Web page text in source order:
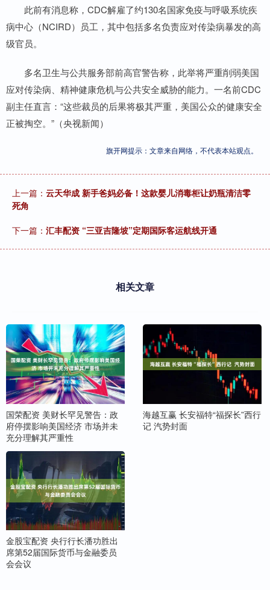
此前有消息称，CDC解雇了约130名国家免疫与呼吸系统疾
病中心（NCIRD）员工，其中包括多名负责应对传染病暴发的高
级官员。
多名卫生与公共服务部前高官警告称，此举将严重削弱美国
应对传染病、精神健康危机与公共安全威胁的能力。一名前CDC
副主任直言：“这些裁员的后果将极其严重，美国公众的健康安全
正被掏空。”（央视新闻）
旗开网提示：文章来自网络，不代表本站观点。
上一篇： 云天华成 新手爸妈必备！这款婴儿消毒柜让奶瓶清洁零
死角
下一篇： 汇丰配资 “三亚吉隆坡”定期国际客运航线开通
相关文章
国荣配资 美财长罕见警告：政
府停摆影响美国经济 市场并未
充分理解其严重性
海越互赢 长安福特“福探长”西行
记 汽势封面
金股宝配资 央行行长潘功胜出
席第52届国际货币与金融委员
会会议